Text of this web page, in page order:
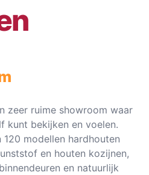
zeer ruime showroom waar
kunt bekijken en voelen.
120 modellen hardhouten
en houten kozijnen,
en natuurlijk